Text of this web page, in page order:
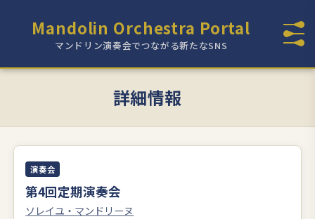
Mandolin Orchestra Portal
マンドリン演奏会でつながる新たなSNS
詳細情報
演奏会
第4回定期演奏会
ソレイユ・マンドリーヌ